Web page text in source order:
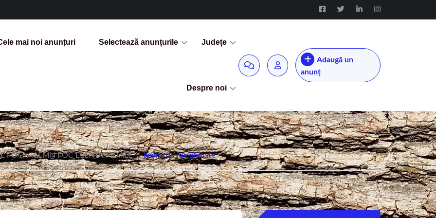
mai noi anunțuri Selectează anunțurile Județe
Despre noi
Adaugă un
anunț
FOC / LEMN FOC ESENTA MOALE / lemne de foc plouate